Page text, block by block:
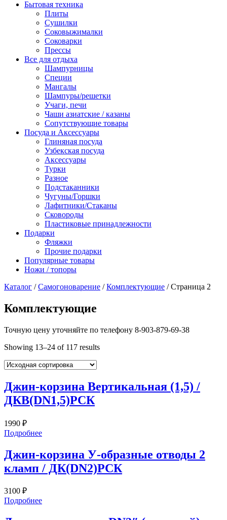
Бытовая техника
Плиты
Сушилки
Соковыжималки
Соковарки
Прессы
Все для отдыха
Шампурницы
Специи
Мангалы
Шампуры/решетки
Учаги, печи
Чаши азиатские / казаны
Сопутствующие товары
Посуда и Аксессуары
Глиняная посуда
Узбекская посуда
Аксессуары
Турки
Разное
Подстаканники
Чугуны/Горшки
Лафитники/Стаканы
Сковороды
Пластиковые принадлежности
Подарки
Фляжки
Прочие подарки
Популярные товары
Ножи / топоры
Каталог /Самогоноварение /Комплектующие / Страница 2
Комплектующие
Точную цену уточняйте по телефону 8-903-879-69-38
Showing 13–24 of 117 results
Джин-корзина Вертикальная (1,5) /
ДКВ(DN1,5)РСК
1990 ₽
Подробнее
Джин-корзина У-образные отводы 2
кламп / ДК(DN2)РСК
3100 ₽
Подробнее